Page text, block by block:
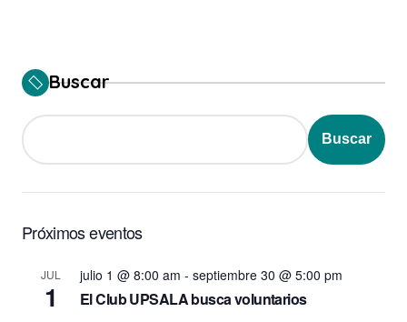
Buscar
Buscar
Próximos eventos
JUL
1
julio 1 @ 8:00 am - septiembre 30 @ 5:00 pm
El Club UPSALA busca voluntarios